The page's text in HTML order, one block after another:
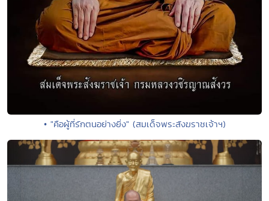
• "คือผู้ที่รักตนอย่างยิ่ง" (สมเด็จพระสังฆราชเจ้าฯ)